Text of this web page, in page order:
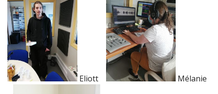
Eliott Mélanie